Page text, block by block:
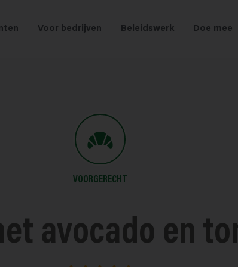
Voor bedrijven Beleidswerk Doe mee
VOORGERECHT
avocado en